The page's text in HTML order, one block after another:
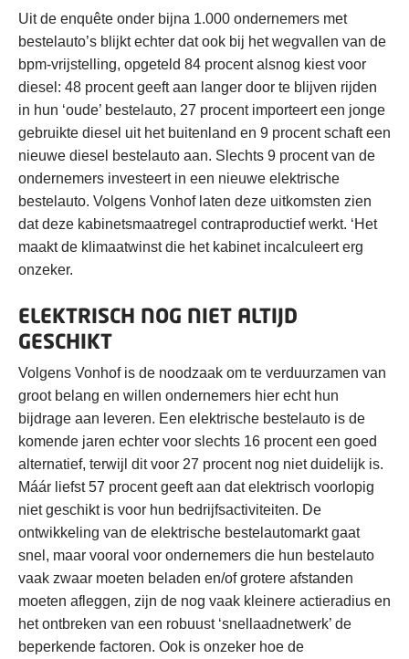
Uit de enquête onder bijna 1.000 ondernemers met
bestelauto’s blijkt echter dat ook bij het wegvallen van de
bpm-vrijstelling, opgeteld 84 procent alsnog kiest voor
diesel: 48 procent geeft aan langer door te blijven rijden
in hun ‘oude’ bestelauto, 27 procent importeert een jonge
gebruikte diesel uit het buitenland en 9 procent schaft een
nieuwe diesel bestelauto aan. Slechts 9 procent van de
ondernemers investeert in een nieuwe elektrische
bestelauto. Volgens Vonhof laten deze uitkomsten zien
dat deze kabinetsmaatregel contraproductief werkt. ‘Het
maakt de klimaatwinst die het kabinet incalculeert erg
onzeker.
ELEKTRISCH NOG NIET ALTIJD
GESCHIKT
Volgens Vonhof is de noodzaak om te verduurzamen van
groot belang en willen ondernemers hier echt hun
bijdrage aan leveren. Een elektrische bestelauto is de
komende jaren echter voor slechts 16 procent een goed
alternatief, terwijl dit voor 27 procent nog niet duidelijk is.
Máár liefst 57 procent geeft aan dat elektrisch voorlopig
niet geschikt is voor hun bedrijfsactiviteiten. De
ontwikkeling van de elektrische bestelautomarkt gaat
snel, maar vooral voor ondernemers die hun bestelauto
vaak zwaar moeten beladen en/of grotere afstanden
moeten afleggen, zijn de nog vaak kleinere actieradius en
het ontbreken van een robuust ‘snellaadnetwerk’ de
beperkende factoren. Ook is onzeker hoe de